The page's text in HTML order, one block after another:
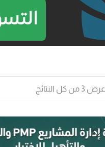
عرض ⁦3⁩ من كل النتائج